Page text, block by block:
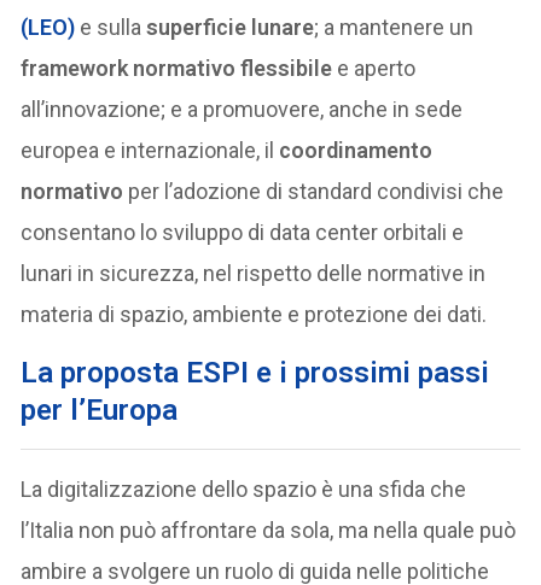
(LEO) e sullasuperficie lunare; a mantenere un
framework normativo flessibile e aperto
all’innovazione; e a promuovere, anche in sede
europea e internazionale, il coordinamento
normativo per l’adozione di standard condivisi che
consentano lo sviluppo di data center orbitali e
lunari in sicurezza, nel rispetto delle normative in
materia di spazio, ambiente e protezione dei dati.
La proposta ESPI e i prossimi passi
per l’Europa
La digitalizzazione dello spazio è una sfida che
l’Italia non può affrontare da sola, ma nella quale può
ambire a svolgere un ruolo di guida nelle politiche